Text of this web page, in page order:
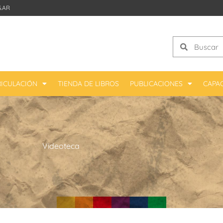
SearchSearch
TIENDA DE LIBROS PUBLICACIONES
Videoteca